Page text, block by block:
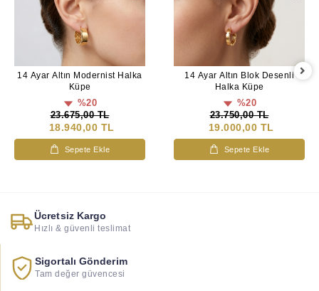
14 Ayar Altın Modernist Halka
Küpe
%20
23.675,00 TL
18.940,00 TL
Sepete Ekle
14 Ayar Altın Blok Desenli
Halka Küpe
%20
23.750,00 TL
19.000,00 TL
Sepete Ekle
Ücretsiz Kargo
Hızlı & güvenli teslimat
Sigortalı Gönderim
Tam değer güvencesi